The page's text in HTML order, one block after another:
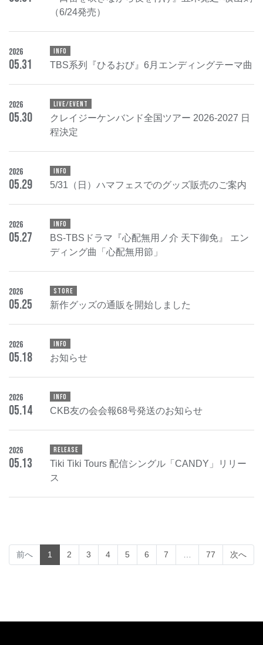
（6/24発売）
2026
05.31
INFO
TBS系列『ひるおび』6月エンディングテーマ曲
2026
05.30
LIVE/EVENT
クレイジーケンバンド全国ツアー 2026-2027 日
程決定
2026
05.29
INFO
5/31（日）ハマフェスでのグッズ販売のご案内
2026
05.27
INFO
BS-TBSドラマ『心配無用ノ介 天下御免』 エン
ディング曲「心配無用節」
2026
05.25
STORE
新作グッズの通販を開始しました
2026
05.18
INFO
お知らせ
2026
05.14
INFO
CKB友の会会報68号発送のお知らせ
2026
05.13
RELEASE
Tiki Tiki Tours 配信シングル「CANDY」リリー
ス
前へ 1 (current)
2 3 4 5 6 7 77 次へ